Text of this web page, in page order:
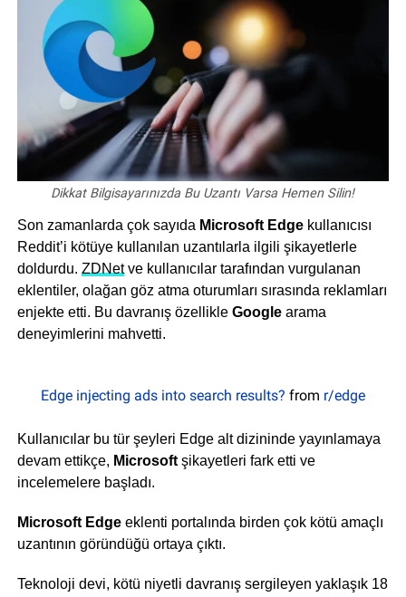
Dikkat Bilgisayarınızda Bu Uzantı Varsa Hemen Silin!
Son zamanlarda çok sayıda Microsoft Edge kullanıcısı
Reddit’i kötüye kullanılan uzantılarla ilgili şikayetlerle
doldurdu. ZDNetve kullanıcılar tarafından vurgulanan
eklentiler, olağan göz atma oturumları sırasında reklamları
enjekte etti. Bu davranış özellikle Google arama
deneyimlerini mahvetti.
Edge injecting ads into search results? from r/edge
Kullanıcılar bu tür şeyleri Edge alt dizininde yayınlamaya
devam ettikçe, Microsoft şikayetleri fark etti ve
incelemelere başladı.
Microsoft Edge eklenti portalında birden çok kötü amaçlı
uzantının göründüğü ortaya çıktı.
Teknoloji devi, kötü niyetli davranış sergileyen yaklaşık 18